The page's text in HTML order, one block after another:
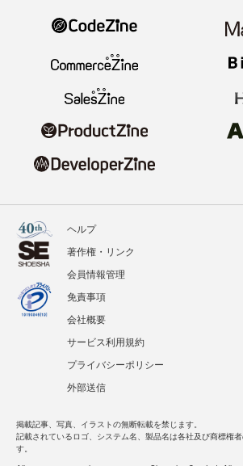
ヘルプ
著作権・リンク
会員情報管理
免責事項
会社概要
サービス利用規約
プライバシーポリシー
外部送信
掲載記事、写真、イラストの無断転載を禁じます。
記載されているロゴ、システム名、製品名は各社及び商標権
す。